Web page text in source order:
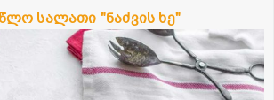
სალათი "ნაძვის ხე"